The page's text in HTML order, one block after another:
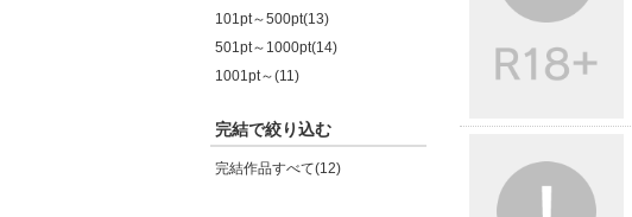
101pt～500pt(13)
501pt～1000pt(14)
1001pt～(11)
完結で絞り込む
完結作品すべて(12)